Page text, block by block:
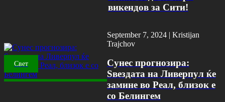
викендов за Сити!
Свет
September 7, 2024 | Kristijan
Trajchov
Сунес прогнозира:
Ѕвездата на Ливерпул ќе
замине во Реал, близок е
со Белингем